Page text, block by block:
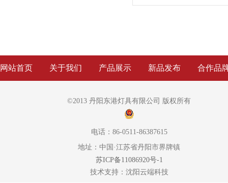
网站首页 关于我们 产品展示 新品发布 合作品
©2013 丹阳东港灯具有限公司 版权所有
电话：86-0511-86387615
地址：中国·江苏省丹阳市界牌镇
苏ICP备11086920号-1
技术支持： 沈阳云端科技